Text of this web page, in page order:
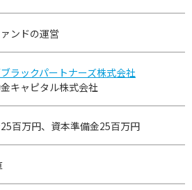
ンドの運営
ラックパートナーズ株式会社
キャピタル株式会社
百万円、資本準備金25百万円